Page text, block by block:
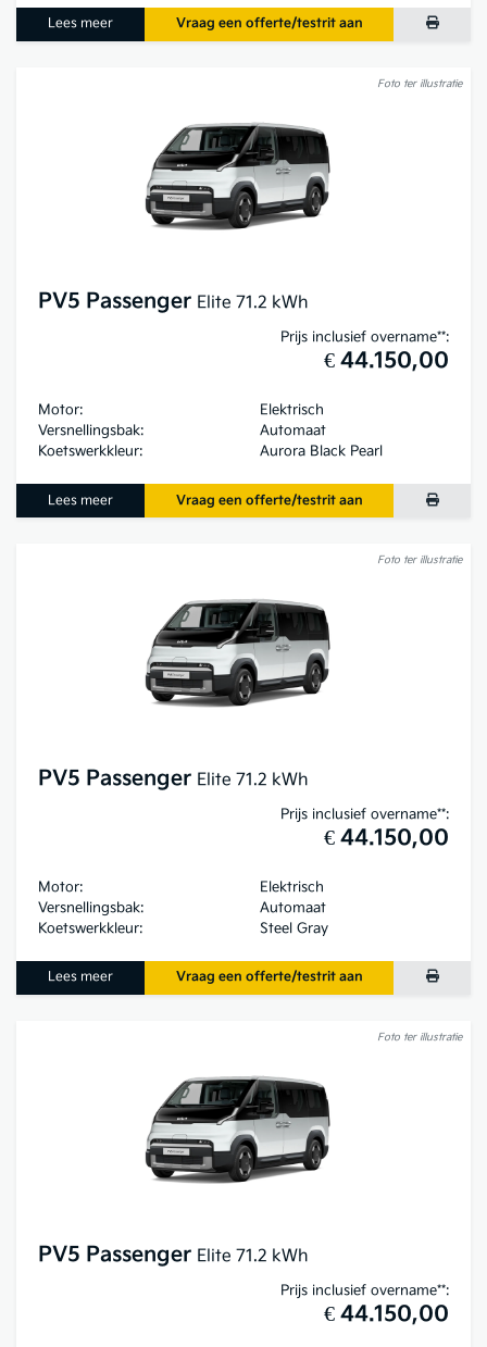
Lees meer Vraag een offerte/testrit aan
Foto ter illustratie
PV5 Passenger Elite 71.2 kWh
Prijs inclusief overname**:
€ 44.150,00
Motor:
Elektrisch
Versnellingsbak:
Automaat
Koetswerkkleur:
Aurora Black Pearl
Lees meer Vraag een offerte/testrit aan
Foto ter illustratie
PV5 Passenger Elite 71.2 kWh
Prijs inclusief overname**:
€ 44.150,00
Motor:
Elektrisch
Versnellingsbak:
Automaat
Koetswerkkleur:
Steel Gray
Lees meer Vraag een offerte/testrit aan
Foto ter illustratie
PV5 Passenger Elite 71.2 kWh
Prijs inclusief overname**:
€ 44.150,00